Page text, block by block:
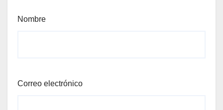
Nombre
Correo electrónico